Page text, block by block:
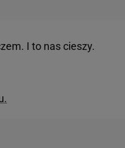
I to nas cieszy.